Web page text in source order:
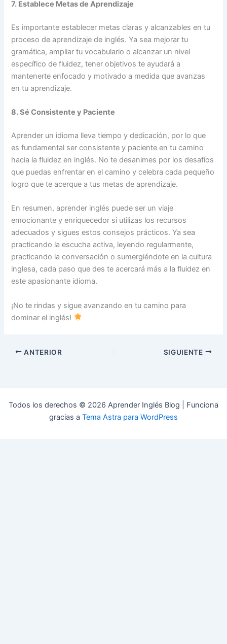
7. Establece Metas de Aprendizaje
Es importante establecer metas claras y alcanzables en tu
proceso de aprendizaje de inglés. Ya sea mejorar tu
gramática, ampliar tu vocabulario o alcanzar un nivel
específico de fluidez, tener objetivos te ayudará a
mantenerte enfocado y motivado a medida que avanzas
en tu aprendizaje.
8. Sé Consistente y Paciente
Aprender un idioma lleva tiempo y dedicación, por lo que
es fundamental ser consistente y paciente en tu camino
hacia la fluidez en inglés. No te desanimes por los desafíos
que puedas enfrentar en el camino y celebra cada pequeño
logro que te acerque a tus metas de aprendizaje.
En resumen, aprender inglés puede ser un viaje
emocionante y enriquecedor si utilizas los recursos
adecuados y sigues estos consejos prácticos. Ya sea
practicando la escucha activa, leyendo regularmente,
practicando la conversación o sumergiéndote en la cultura
inglesa, cada paso que des te acercará más a la fluidez en
este apasionante idioma.
¡No te rindas y sigue avanzando en tu camino para
dominar el inglés!
ANTERIOR SIGUIENTE
Todos los derechos © 2026 Aprender Inglés Blog | Funciona
gracias a Tema Astra para WordPress